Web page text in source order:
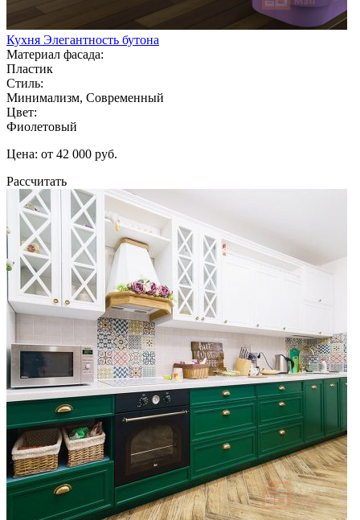
Кухня Элегантность бутона
Материал фасада:
Пластик
Стиль:
Минимализм, Современный
Цвет:
Фиолетовый
Цена: от 42 000 руб.
Рассчитать